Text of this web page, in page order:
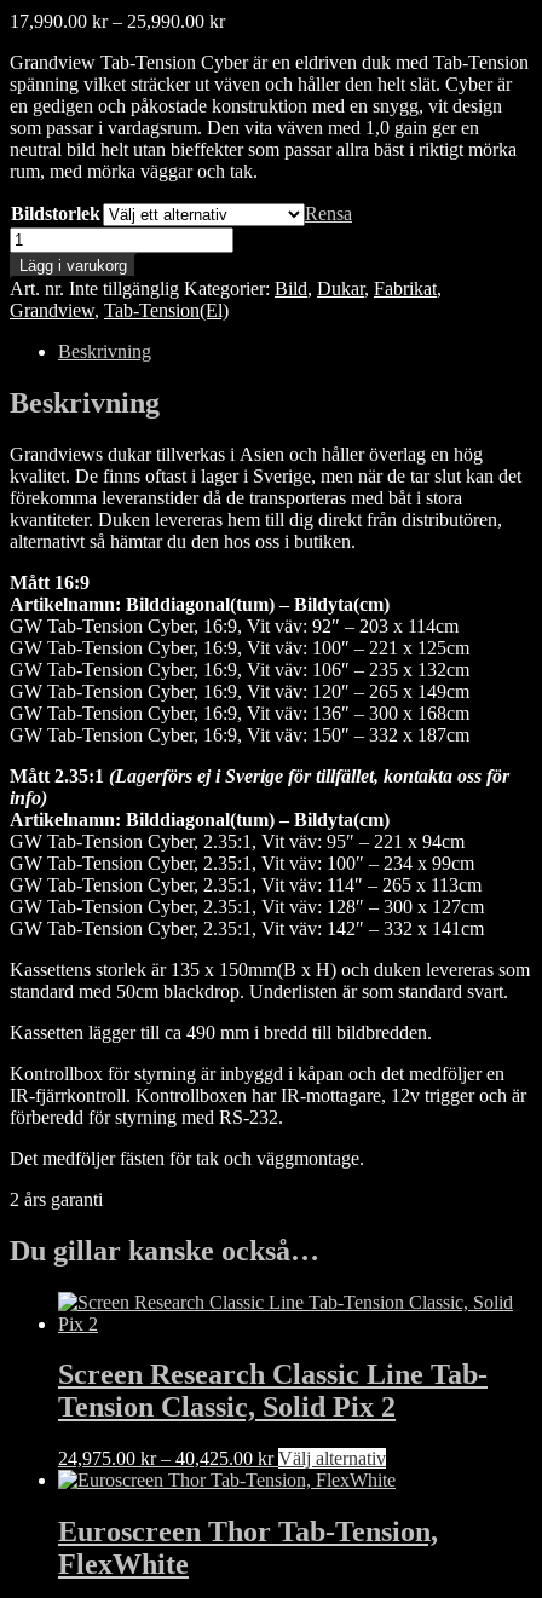
17,990.00 kr – 25,990.00 krPrisintervall:
till
25,990.00 kr
Grandview Tab-Tension Cyber är en eldriven duk med Tab-Tension
spänning vilket sträcker ut väven och håller den helt slät. Cyber är
en gedigen och påkostade konstruktion med en snygg, vit design
som passar i vardagsrum. Den vita väven med 1,0 gain ger en
neutral bild helt utan bieffekter som passar allra bäst i riktigt mörka
rum, med mörka väggar och tak.
Bildstorlek
Rensa
Grandview
Tab-
Tension
Cyber,
Vit
mängd
Lägg i varukorg
Art. nr. Inte tillgänglig Kategorier: Bild, Dukar, Fabrikat,
Grandview, Tab-Tension(El)
Beskrivning
Beskrivning
Grandviews dukar tillverkas i Asien och håller överlag en hög
kvalitet. De finns oftast i lager i Sverige, men när de tar slut kan det
förekomma leveranstider då de transporteras med båt i stora
kvantiteter. Duken levereras hem till dig direkt från distributören,
alternativt så hämtar du den hos oss i butiken.
Mått 16:9
Artikelnamn: Bilddiagonal(tum) – Bildyta(cm)
GW Tab-Tension Cyber, 16:9, Vit väv: 92″ – 203 x 114cm
GW Tab-Tension Cyber, 16:9, Vit väv: 100″ – 221 x 125cm
GW Tab-Tension Cyber, 16:9, Vit väv: 106″ – 235 x 132cm
GW Tab-Tension Cyber, 16:9, Vit väv: 120″ – 265 x 149cm
GW Tab-Tension Cyber, 16:9, Vit väv: 136″ – 300 x 168cm
GW Tab-Tension Cyber, 16:9, Vit väv: 150″ – 332 x 187cm
Mått 2.35:1 (Lagerförs ej i Sverige för tillfället, kontakta oss för
info)
Artikelnamn: Bilddiagonal(tum) – Bildyta(cm)
GW Tab-Tension Cyber, 2.35:1, Vit väv: 95″ – 221 x 94cm
GW Tab-Tension Cyber, 2.35:1, Vit väv: 100″ – 234 x 99cm
GW Tab-Tension Cyber, 2.35:1, Vit väv: 114″ – 265 x 113cm
GW Tab-Tension Cyber, 2.35:1, Vit väv: 128″ – 300 x 127cm
GW Tab-Tension Cyber, 2.35:1, Vit väv: 142″ – 332 x 141cm
Kassettens storlek är 135 x 150mm(B x H) och duken levereras som
standard med 50cm blackdrop. Underlisten är som standard svart.
Kassetten lägger till ca 490 mm i bredd till bildbredden.
Kontrollbox för styrning är inbyggd i kåpan och det medföljer en
IR-fjärrkontroll. Kontrollboxen har IR-mottagare, 12v trigger och är
förberedd för styrning med RS-232.
Det medföljer fästen för tak och väggmontage.
2 års garanti
Du gillar kanske också…
Screen Research Classic Line Tab-
Tension Classic, Solid Pix 2
24,975.00 kr – 40,425.00 krPrisintervall:
24,975.00 kr
40,425.00 kr
Välj alternativDen
här
har
flera
Euroscreen Thor Tab-Tension,
FlexWhite